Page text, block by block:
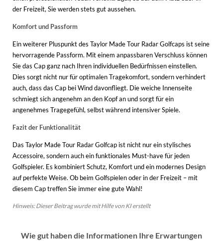
der Freizeit, Sie werden stets gut aussehen.
Komfort und Passform
Ein weiterer Pluspunkt des Taylor Made Tour Radar Golfcaps ist seine
hervorragende Passform. Mit einem anpassbaren Verschluss können
Sie das Cap ganz nach Ihren individuellen Bedürfnissen einstellen.
Dies sorgt nicht nur für optimalen Tragekomfort, sondern verhindert
auch, dass das Cap bei Wind davonfliegt. Die weiche Innenseite
schmiegt sich angenehm an den Kopf an und sorgt für ein
angenehmes Tragegefühl, selbst während intensiver Spiele.
Fazit der Funktionalität
Das Taylor Made Tour Radar Golfcap ist nicht nur ein stylisches
Accessoire, sondern auch ein funktionales Must-have für jeden
Golfspieler. Es kombiniert Schutz, Komfort und ein modernes Design
auf perfekte Weise. Ob beim Golfspielen oder in der Freizeit – mit
diesem Cap treffen Sie immer eine gute Wahl!
Hinweis: Dieser Beitrag wurde mit Hilfe von KI erstellt
Wie gut haben die Informationen Ihre Erwartungen